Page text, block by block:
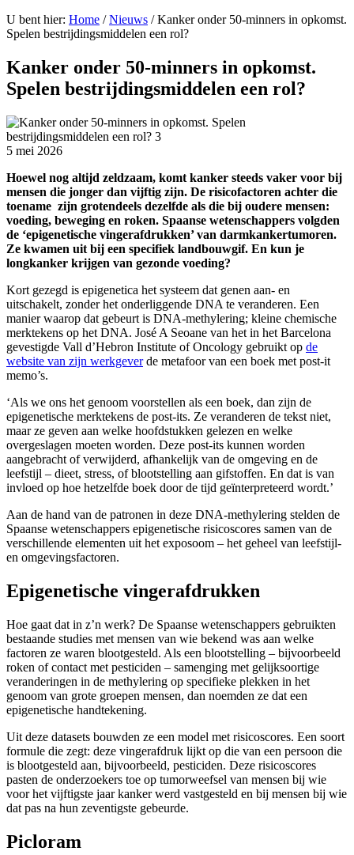
U bent hier: Home /Nieuws / Kanker onder 50-minners in opkomst.
Spelen bestrijdingsmiddelen een rol?
Kanker onder 50-minners in opkomst.
Spelen bestrijdingsmiddelen een rol?
5 mei 2026
Hoewel nog altijd zeldzaam, komt kanker steeds vaker voor bij
mensen die jonger dan vijftig zijn. De risicofactoren achter die
toename zijn grotendeels dezelfde als die bij oudere mensen:
voeding, beweging en roken. Spaanse wetenschappers volgden
de ‘epigenetische vingerafdrukken’ van darmkankertumoren.
Ze kwamen uit bij een specifiek landbouwgif. En kun je
longkanker krijgen van gezonde voeding?
Kort gezegd is epigenetica het systeem dat genen aan- en
uitschakelt, zonder het onderliggende DNA te veranderen. Een
manier waarop dat gebeurt is DNA-methylering; kleine chemische
merktekens op het DNA. José A Seoane van het in het Barcelona
gevestigde Vall d’Hebron Institute of Oncology gebruikt op de
website van zijn werkgeverde metafoor van een boek met post-it
memo’s.
‘Als we ons het genoom voorstellen als een boek, dan zijn de
epigenetische merktekens de post-its. Ze veranderen de tekst niet,
maar ze geven aan welke hoofdstukken gelezen en welke
overgeslagen moeten worden. Deze post-its kunnen worden
aangebracht of verwijderd, afhankelijk van de omgeving en de
leefstijl – dieet, stress, of blootstelling aan gifstoffen. En dat is van
invloed op hoe hetzelfde boek door de tijd geïnterpreteerd wordt.’
Aan de hand van de patronen in deze DNA-methylering stelden de
Spaanse wetenschappers epigenetische risicoscores samen van de
verschillende elementen uit het exposoom – het geheel van leefstijl-
en omgevingsfactoren.
Epigenetische vingerafdrukken
Hoe gaat dat in z’n werk? De Spaanse wetenschappers gebruikten
bestaande studies met mensen van wie bekend was aan welke
factoren ze waren blootgesteld. Als een blootstelling – bijvoorbeeld
roken of contact met pesticiden – samenging met gelijksoortige
veranderingen in de methylering op specifieke plekken in het
genoom van grote groepen mensen, dan noemden ze dat een
epigenetische handtekening.
Uit deze datasets bouwden ze een model met risicoscores. Een soort
formule die zegt: deze vingerafdruk lijkt op die van een persoon die
is blootgesteld aan, bijvoorbeeld, pesticiden. Deze risicoscores
pasten de onderzoekers toe op tumorweefsel van mensen bij wie
voor het vijftigste jaar kanker werd vastgesteld en bij mensen bij wie
dat pas na hun zeventigste gebeurde.
Picloram